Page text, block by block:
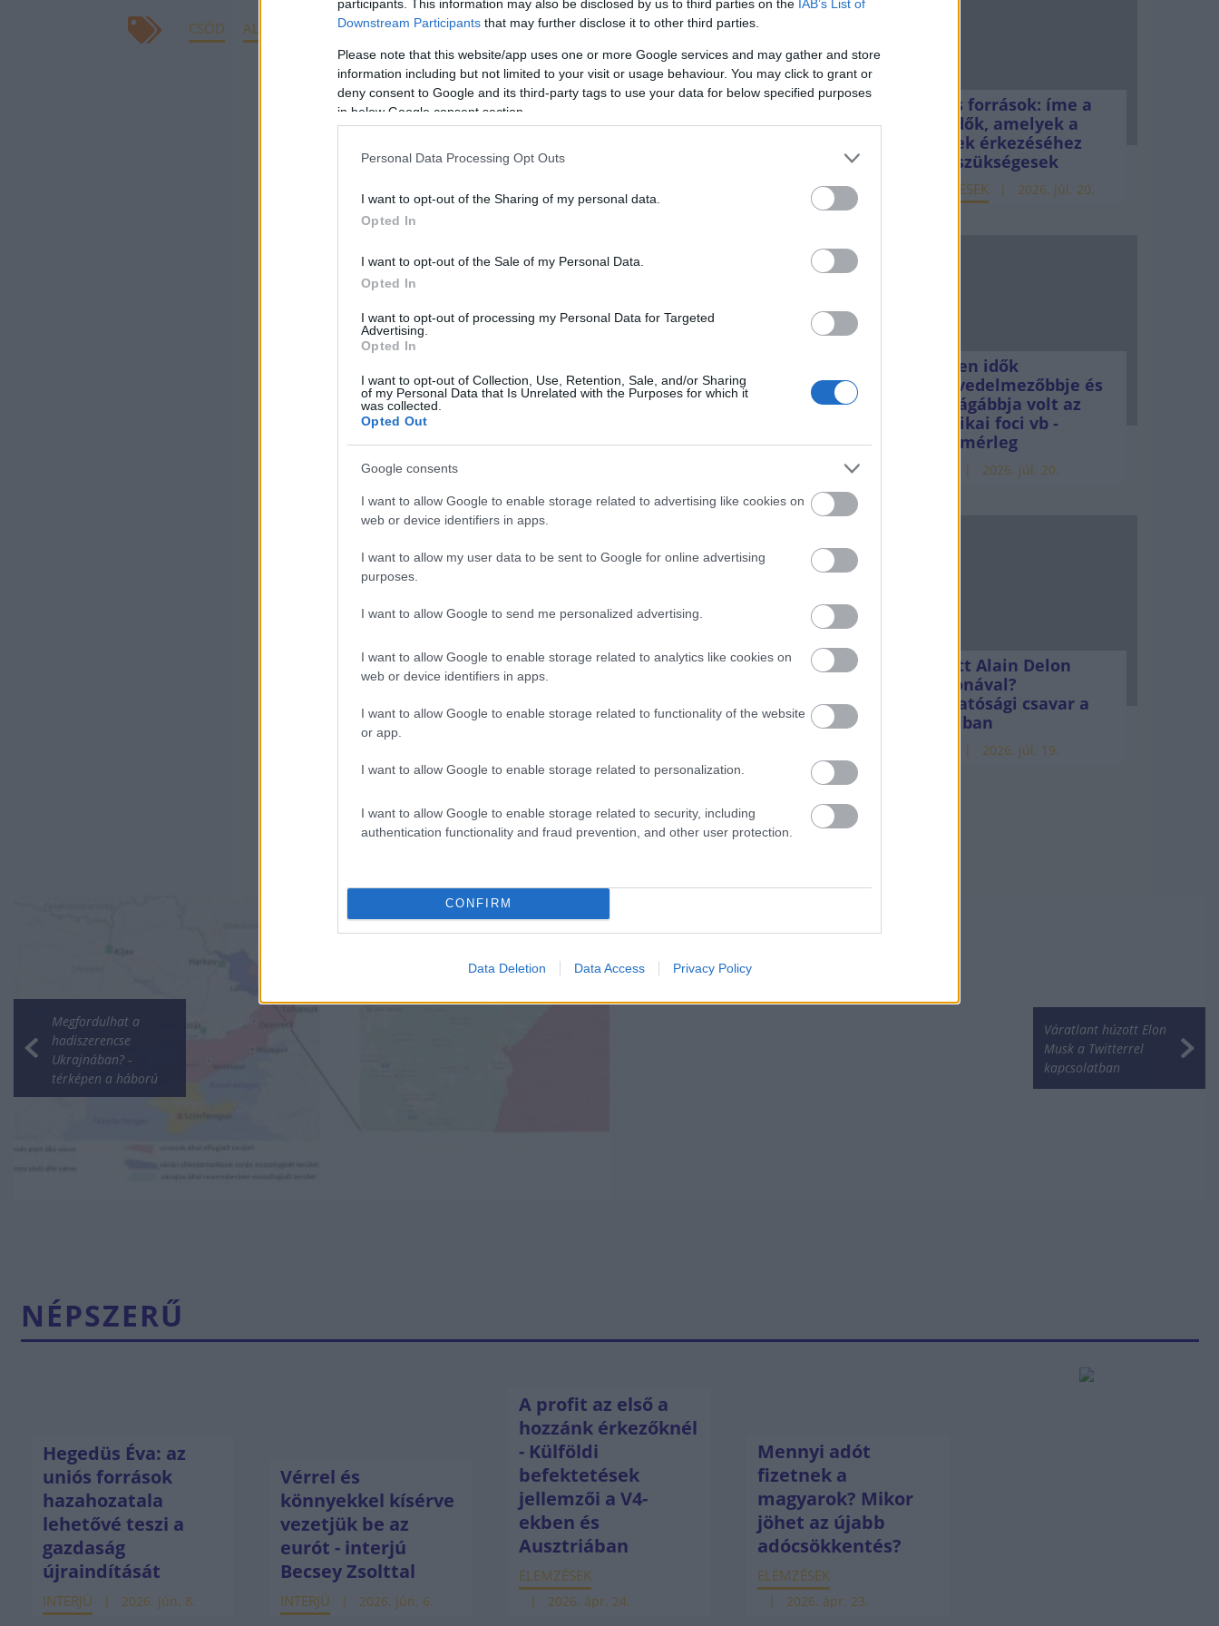
participants. This information may also be disclosed by us to third parties on the IAB’s List of
Downstream Participants that may further disclose it to other third parties.
Please note that this website/app uses one or more Google services and may gather and store
information including but not limited to your visit or usage behaviour. You may click to grant or
deny consent to Google and its third-party tags to use your data for below specified purposes
in below Google consent section.
Personal Data Processing Opt Outs
I want to opt-out of the Sharing of my personal data.
Opted In
I want to opt-out of the Sale of my Personal Data.
Opted In
I want to opt-out of processing my Personal Data for Targeted
Advertising.
Opted In
I want to opt-out of Collection, Use, Retention, Sale, and/or Sharing
of my Personal Data that Is Unrelated with the Purposes for which it
was collected.
Opted Out
Google consents
I want to allow Google to enable storage related to advertising like cookies on
web or device identifiers in apps.
I want to allow my user data to be sent to Google for online advertising
purposes.
I want to allow Google to send me personalized advertising.
I want to allow Google to enable storage related to analytics like cookies on
web or device identifiers in apps.
I want to allow Google to enable storage related to functionality of the website
or app.
I want to allow Google to enable storage related to personalization.
I want to allow Google to enable storage related to security, including
authentication functionality and fraud prevention, and other user protection.
CONFIRM
Data Deletion Data Access Privacy Policy
CSŐD ALEX JONES
Uniós források: íme a
teendők, amelyek a
pénzek érkezéséhez
még szükségesek
ELEMZÉSEK 2026. júl. 20.
Minden idők
legjövedelmezőbbje és
legdrágábbja volt az
amerikai foci vb -
gyorsmérleg
2026. júl. 20.
Mi lett Alain Delon
vagyonával?
Adóhatósági csavar a
sztoriban
2026. júl. 19.
Megfordulhat a
hadiszerencse
Ukrajnában? -
térképen a háború
Váratlant húzott Elon
Musk a Twitterrel
kapcsolatban
NÉPSZERŰ
Hegedüs Éva: az
uniós források
hazahozatala
lehetővé teszi a
gazdaság
újraindítását
INTERJÚ 2026. jún. 8.
Vérrel és
könnyekkel kísérve
vezetjük be az
eurót - interjú
Becsey Zsolttal
INTERJÚ 2026. jún. 6.
A profit az első a
hozzánk érkezőknél
- Külföldi
befektetések
jellemzői a V4-
ekben és
Ausztriában
ELEMZÉSEK
2026. ápr. 24.
Mennyi adót
fizetnek a
magyarok? Mikor
jöhet az újabb
adócsökkentés?
ELEMZÉSEK
2026. ápr. 23.